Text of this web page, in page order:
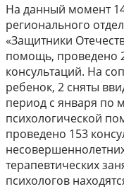
На данный момент
регионального
«Защитники
помощь, проведено
консультаций. На
ребенок, 2 сняты
период с января по
психологической
проведено 153
терапевтических
психологов